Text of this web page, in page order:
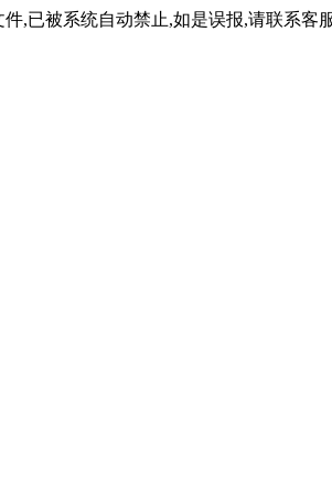
,已被系统自动禁止,如是误报,请联系客